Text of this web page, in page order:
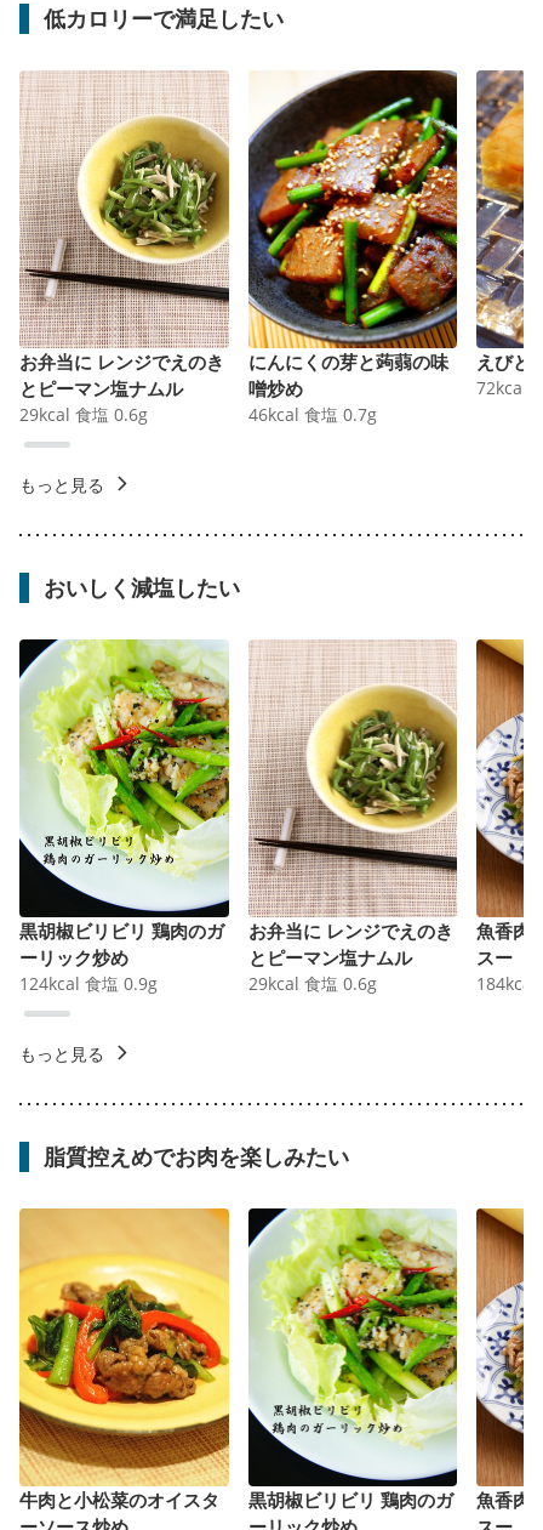
低カロリーで満足したい
お弁当に レンジでえのき
とピーマン塩ナムル
29kcal 食塩 0.6g
にんにくの芽と蒟蒻の味
噌炒め
46kcal 食塩 0.7g
えびと
72kcal
もっと見る
おいしく減塩したい
黒胡椒ビリビリ 鶏肉のガ
ーリック炒め
124kcal 食塩 0.9g
お弁当に レンジでえのき
とピーマン塩ナムル
29kcal 食塩 0.6g
魚香肉
スー
184kcal
もっと見る
脂質控えめでお肉を楽しみたい
牛肉と小松菜のオイスタ
黒胡椒ビリビリ 鶏肉のガ
魚香肉